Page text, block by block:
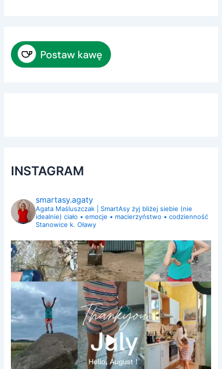
INSTAGRAM
smartasy.agaty
Agata Maśluszczak | SmartAsy żyj bliżej siebie (nie
idealnie) ciało • emocje • macierzyństwo • codzienność
Stanowice k. Oławy